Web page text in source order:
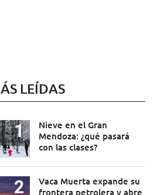
LEÍDAS
Nieve en el Gran
Mendoza: ¿qué pasará
con las clases?
Vaca Muerta expande su
frontera petrolera y abre